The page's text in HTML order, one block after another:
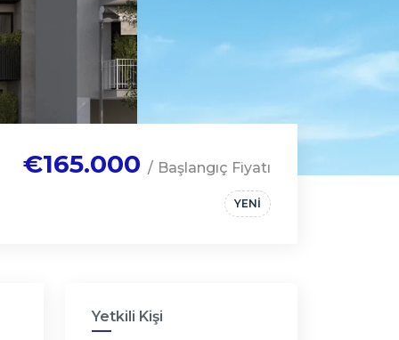
€165.000/ Başlangıç Fiyatı
YENİ
Yetkili Kişi